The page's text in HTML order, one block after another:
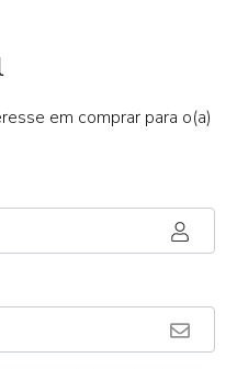
em comprar para o(a)